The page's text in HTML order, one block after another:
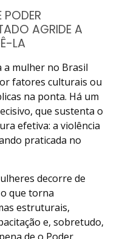
AGRIDE A
LA
a mulher no Brasil
fatores culturais ou
na ponta. Há um
que sustenta o
efetiva: a violência
praticada no
decorre de
que torna
estruturais,
e, sobretudo,